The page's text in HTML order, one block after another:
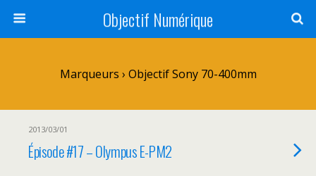
Objectif Numérique
Marqueurs › Objectif Sony 70-400mm
2013/03/01
Épisode #17 – Olympus E-PM2